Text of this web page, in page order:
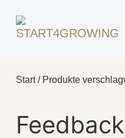
Start/ Produkte